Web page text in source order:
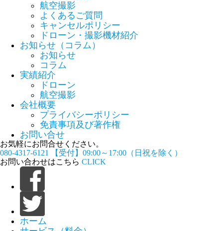
航空撮影
よくあるご質問
キャンセルポリシー
ドローン・撮影機材紹介
お知らせ（コラム）
お知らせ
コラム
実績紹介
ドローン
航空撮影
会社概要
プライバシーポリシー
免責事項及び著作権
お問い合せ
お気軽にお問合せください。
080-4317-6121
【受付】09:00～17:00（日祝を除く）
お問い合わせはこちら CLICK
ホーム